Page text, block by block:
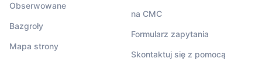
Obserwowane
Bazgroły
Mapa strony
na CMC
Formularz zapytania
Skontaktuj się z pomocą